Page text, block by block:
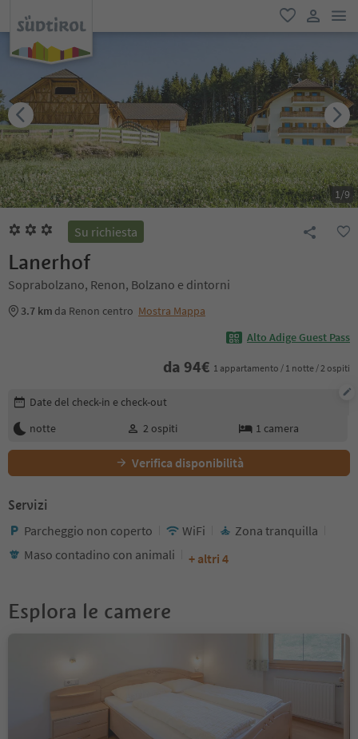
favoriti
user link
1/9
Su richiesta
Lanerhof
Soprabolzano, Renon, Bolzano e dintorni
3.7 km da Renon centro Mostra Mappa
Alto Adige Guest Pass
da 94€ 1 appartamento / 1 notte / 2 ospiti
Modifica i dettagli della prenotazione
Date del check-in e check-out
notte
2 ospiti 1 camera
Verifica disponibilità
Servizi
Parcheggio non coperto WiFi
Zona tranquilla
Maso contadino con animali
+ altri 4
Esplora le camere